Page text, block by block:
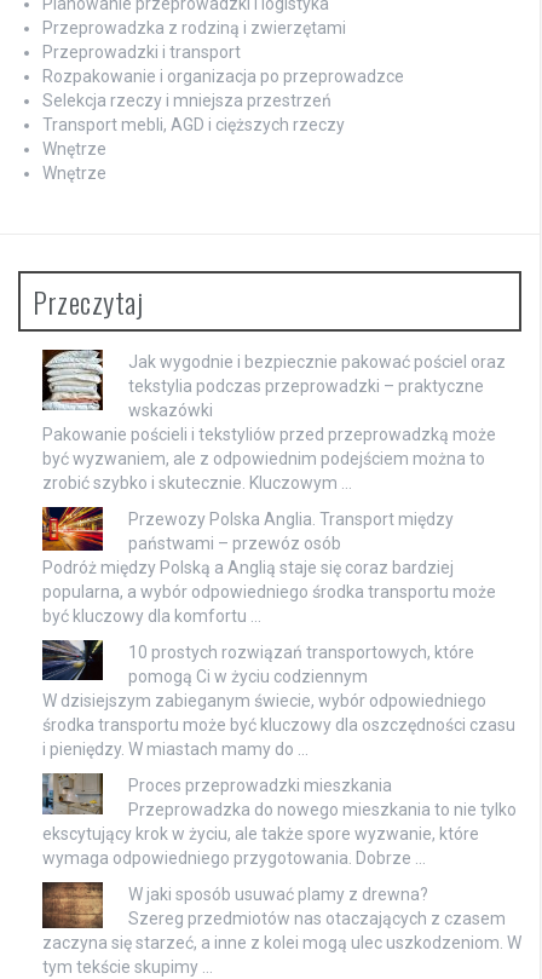
Planowanie przeprowadzki i logistyka
Przeprowadzka z rodziną i zwierzętami
Przeprowadzki i transport
Rozpakowanie i organizacja po przeprowadzce
Selekcja rzeczy i mniejsza przestrzeń
Transport mebli, AGD i cięższych rzeczy
Wnętrze
Wnętrze
Przeczytaj
Jak wygodnie i bezpiecznie pakować pościel oraz
tekstylia podczas przeprowadzki – praktyczne
wskazówki
Pakowanie pościeli i tekstyliów przed przeprowadzką może
być wyzwaniem, ale z odpowiednim podejściem można to
zrobić szybko i skutecznie. Kluczowym …
Przewozy Polska Anglia. Transport między
państwami – przewóz osób
Podróż między Polską a Anglią staje się coraz bardziej
popularna, a wybór odpowiedniego środka transportu może
być kluczowy dla komfortu …
10 prostych rozwiązań transportowych, które
pomogą Ci w życiu codziennym
W dzisiejszym zabieganym świecie, wybór odpowiedniego
środka transportu może być kluczowy dla oszczędności czasu
i pieniędzy. W miastach mamy do …
Proces przeprowadzki mieszkania
Przeprowadzka do nowego mieszkania to nie tylko
ekscytujący krok w życiu, ale także spore wyzwanie, które
wymaga odpowiedniego przygotowania. Dobrze …
W jaki sposób usuwać plamy z drewna?
Szereg przedmiotów nas otaczających z czasem
zaczyna się starzeć, a inne z kolei mogą ulec uszkodzeniom. W
tym tekście skupimy …